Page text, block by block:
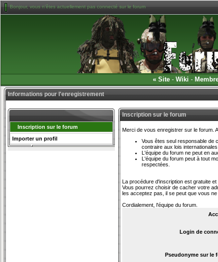
Bonjour, vous n'êtes actuellement pas connecté sur le forum
« Site - Wiki -
Informations pour l'enregistrement
Inscription sur le forum
Importer un profil
Inscription sur le forum
Merci de vous enregistrer sur le forum.
Vous êtes seul responsable de
contraire aux lois
L'équipe du forum ne peut en
L'équipe du forum peut à tout
respectées.
La procédure d'inscription est gratuite
Vous pourrez choisir de cacher votre
les acceptez pas, il se peut que vous
Cordialement, l'équipe du forum.
Login de
Pseudonyme sur le